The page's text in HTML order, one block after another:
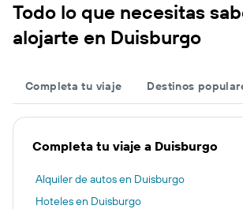
Todo lo que necesitas
alojarte en Duisburgo
Completa tu viaje Destinos
Completa tu viaje a Duisburgo
Alquiler de autos en Duisburgo
Hoteles en Duisburgo